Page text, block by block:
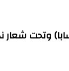
وتحت